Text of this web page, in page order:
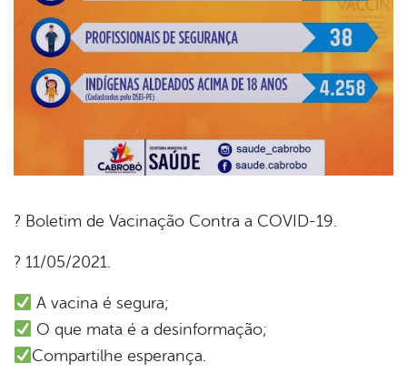
? Boletim de Vacinação Contra a COVID-19.
? 11/05/2021.
A vacina é segura;
O que mata é a desinformação;
Compartilhe esperança.